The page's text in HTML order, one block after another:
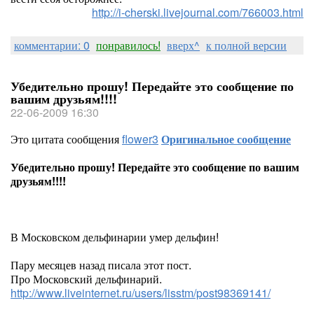
http://i-cherski.livejournal.com/766003.html
комментарии: 0 понравилось! вверх^ к полной версии
Убедительно прошу! Передайте это сообщение по
вашим друзьям!!!!
22-06-2009 16:30
Это цитата сообщенияflower3 Оригинальное сообщение
Убедительно прошу! Передайте это сообщение по вашим
друзьям!!!!
В Московском дельфинарии умер дельфин!
Пару месяцев назад писала этот пост.
Про Московский дельфинарий.
http://www.liveinternet.ru/users/lisstm/post98369141/